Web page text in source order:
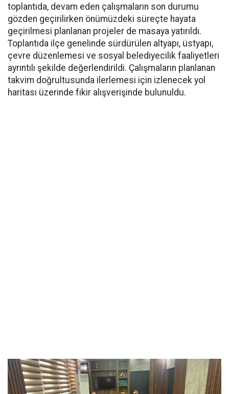
toplantıda, devam eden çalışmaların son durumu
gözden geçirilirken önümüzdeki süreçte hayata
geçirilmesi planlanan projeler de masaya yatırıldı.
Toplantıda ilçe genelinde sürdürülen altyapı, üstyapı,
çevre düzenlemesi ve sosyal belediyecilik faaliyetleri
ayrıntılı şekilde değerlendirildi. Çalışmaların planlanan
takvim doğrultusunda ilerlemesi için izlenecek yol
haritası üzerinde fikir alışverişinde bulunuldu.